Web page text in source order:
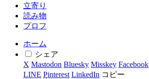
立寄り
読み物
プロフ
ホーム
シェア
X Mastodon Bluesky Misskey Facebook
LINE Pinterest LinkedIn コピー